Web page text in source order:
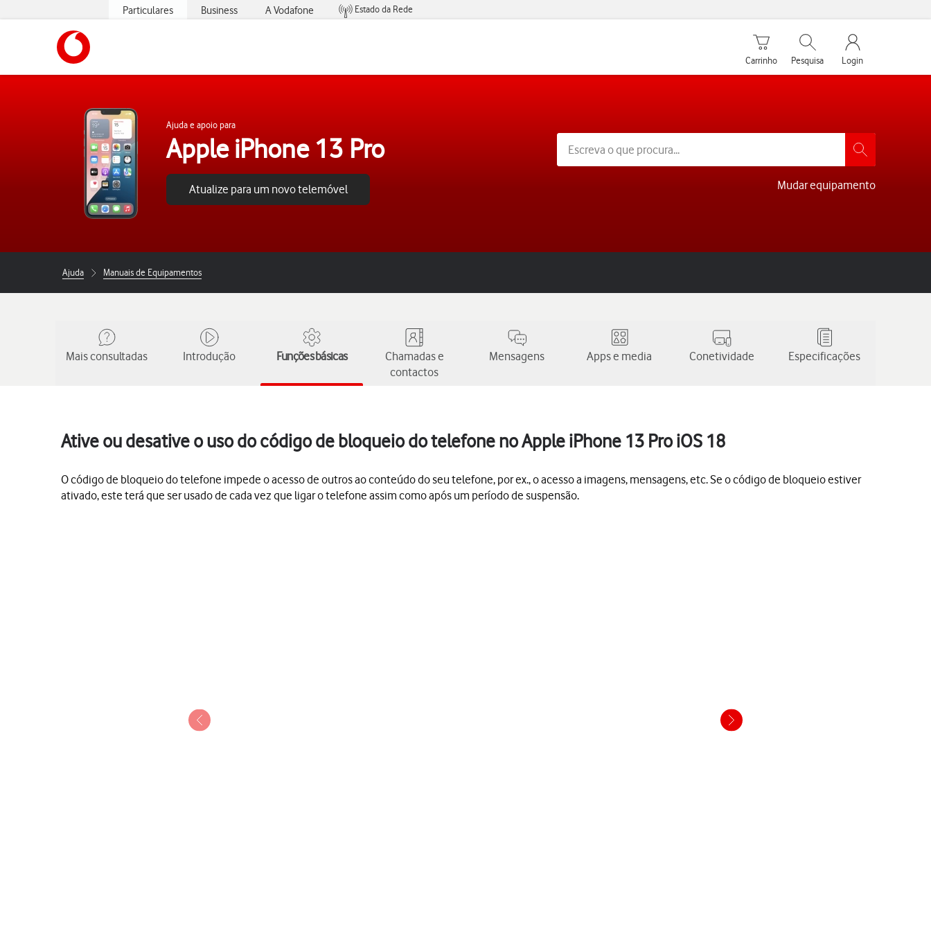
Particulares Business A Vodafone
Estado da Rede
Carrinho de compras
Carrinho
Pesquisar
Pesquisa
My Vodafone
Login
Ajuda e apoio para
Apple iPhone 13 Pro
Atualize para um novo telemóvel Mudar equipamento
Ajuda Manuais de Equipamentos
Mais consultadas Introdução Funções básicas
Chamadas e
contactos
Mensagens Apps e media Conetividade Especificações
Ative ou desative o uso do código de bloqueio do telefone no Apple iPhone 13 Pro iOS 18
O código de bloqueio do telefone impede o acesso de outros ao conteúdo do seu telefone, por ex., o acesso a imagens, mensagens, etc. Se o código de bloqueio estiver
ativado, este terá que ser usado de cada vez que ligar o telefone assim como após um período de suspensão.